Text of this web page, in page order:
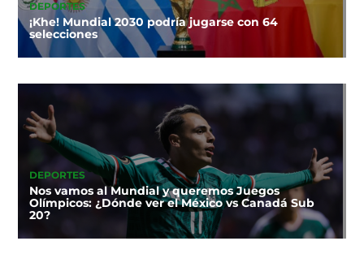
DEPORTES
¡Khe! Mundial 2030 podría jugarse con 64
selecciones
DEPORTES
Nos vamos al Mundial y queremos Juegos
Olímpicos: ¿Dónde ver el México vs Canadá Sub
20?